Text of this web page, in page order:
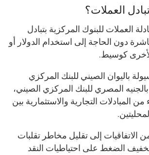
العملات؟
العملات للبنوك المركزية بتبادل
دون الحاجة إلى استخدام الدولار أو
كوسيط.
باليوان الصيني للبنك المركزي
المصري للبنك المركزي الصيني،
المبادلات التجارية والاستثمارية بين
الاتفاقيات إلى تقليل مخاطر تقلبات
الضغط على احتياطيات النقد